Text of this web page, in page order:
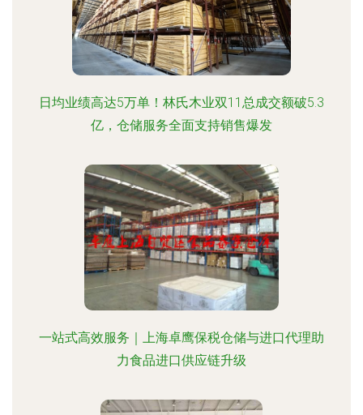
日均业绩高达5万单！林氏木业双11总成交额破5.3
亿，仓储服务全面支持销售爆发
一站式高效服务｜上海卓鹰保税仓储与进口代理助
力食品进口供应链升级